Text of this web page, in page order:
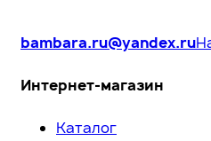
bambara.ru@yandex.ru
Интернет-магазин
Каталог